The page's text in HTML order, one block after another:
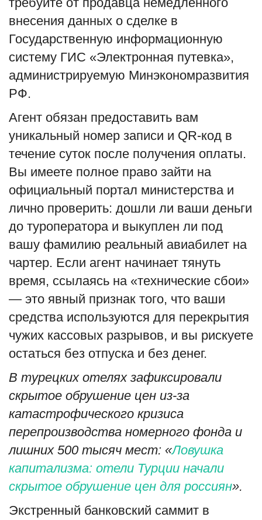
внесения данных о сделке в
Государственную информационную
систему ГИС «Электронная путевка»,
администрируемую Минэкономразвития
РФ.
Агент обязан предоставить вам
уникальный номер записи и QR-код в
течение суток после получения оплаты.
Вы имеете полное право зайти на
официальный портал министерства и
лично проверить: дошли ли ваши деньги
до туроператора и выкуплен ли под
вашу фамилию реальный авиабилет на
чартер. Если агент начинает тянуть
время, ссылаясь на «технические сбои»
— это явный признак того, что ваши
средства используются для перекрытия
чужих кассовых разрывов, и вы рискуете
остаться без отпуска и без денег.
В турецких отелях зафиксировали
скрытое обрушение цен из-за
катастрофического кризиса
перепроизводства номерного фонда и
лишних 500 тысяч мест: «Ловушка
капитализма: отели Турции начали
скрытое обрушение цен для россиян».
Экстренный банковский саммит в